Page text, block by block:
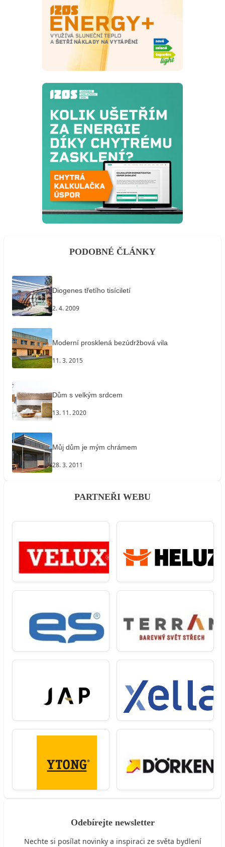
PODOBNÉ ČLÁNKY
Diogenes třetího tisíciletí
2. 4. 2009
Moderní prosklená bezúdržbová vila
11. 3. 2015
Dům s velkým srdcem
13. 11. 2020
Můj dům je mým chrámem
28. 3. 2011
PARTNEŘI WEBU
Odebírejte newsletter
Nechte si posílat novinky a inspiraci ze světa bydlení